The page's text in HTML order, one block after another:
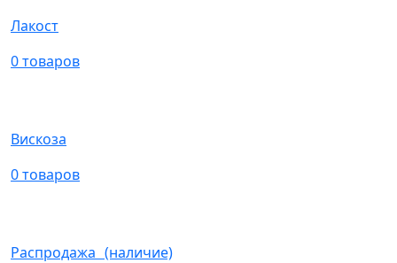
Лакост
0 товаров
Вискоза
0 товаров
Распродажа (наличие)